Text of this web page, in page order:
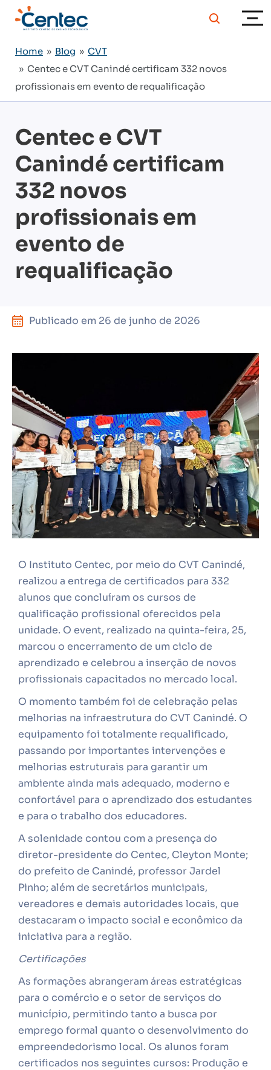
Home » Blog » CVT
» Centec e CVT Canindé certificam 332 novos
profissionais em evento de requalificação
Centec e CVT
Canindé certificam
332 novos
profissionais em
evento de
requalificação
Publicado em 26 de junho de 2026
O Instituto Centec, por meio do CVT Canindé,
realizou a entrega de certificados para 332
alunos que concluíram os cursos de
qualificação profissional oferecidos pela
unidade. O event, realizado na quinta-feira, 25,
marcou o encerramento de um ciclo de
aprendizado e celebrou a inserção de novos
profissionais capacitados no mercado local.
O momento também foi de celebração pelas
melhorias na infraestrutura do CVT Canindé. O
equipamento foi totalmente requalificado,
passando por importantes intervenções e
melhorias estruturais para garantir um
ambiente ainda mais adequado, moderno e
confortável para o aprendizado dos estudantes
e para o trabalho dos educadores.
A solenidade contou com a presença do
diretor-presidente do Centec, Cleyton Monte;
do prefeito de Canindé, professor Jardel
Pinho; além de secretários municipais,
vereadores e demais autoridades locais, que
destacaram o impacto social e econômico da
iniciativa para a região.
Certificações
As formações abrangeram áreas estratégicas
para o comércio e o setor de serviços do
município, permitindo tanto a busca por
emprego formal quanto o desenvolvimento do
empreendedorismo local. Os alunos foram
certificados nos seguintes cursos: Produção e